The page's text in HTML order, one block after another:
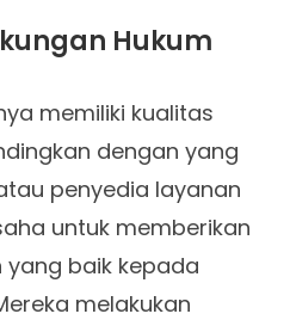
Hukum
memiliki kualitas
dengan yang
penyedia layanan
untuk memberikan
baik kepada
melakukan